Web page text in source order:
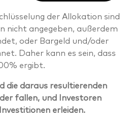
der Allokation sind
nicht angegeben, außerdem
oder Bargeld und/oder
Daher kann es sein, dass
ergibt.
die daraus resultierenden
fallen, und Investoren
erleiden.